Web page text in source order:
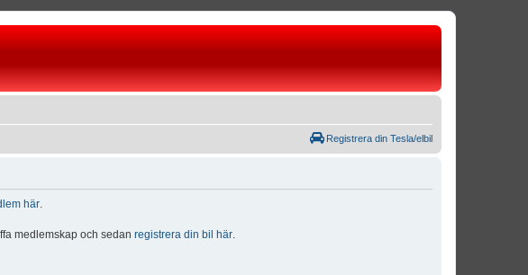
Registrera din Tesla/elbil
här.
medlemskap och sedan registrera din bil här.